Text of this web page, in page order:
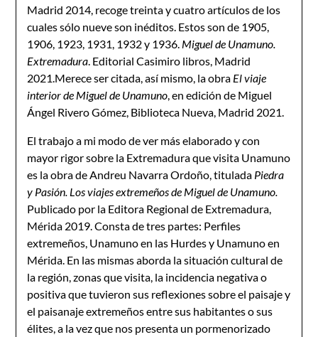
Madrid 2014, recoge treinta y cuatro artículos de los
cuales sólo nueve son inéditos. Estos son de 1905,
1906, 1923, 1931, 1932 y 1936. Miguel de Unamuno.
Extremadura. Editorial Casimiro libros, Madrid
2021.Merece ser citada, así mismo, la obra El viaje
interior de Miguel de Unamuno, en edición de Miguel
Ángel Rivero Gómez, Biblioteca Nueva, Madrid 2021.
El trabajo a mi modo de ver más elaborado y con
mayor rigor sobre la Extremadura que visita Unamuno
es la obra de Andreu Navarra Ordoño, titulada Piedra
y Pasión. Los viajes extremeños de Miguel de Unamuno.
Publicado por la Editora Regional de Extremadura,
Mérida 2019. Consta de tres partes: Perfiles
extremeños, Unamuno en las Hurdes y Unamuno en
Mérida. En las mismas aborda la situación cultural de
la región, zonas que visita, la incidencia negativa o
positiva que tuvieron sus reflexiones sobre el paisaje y
el paisanaje extremeños entre sus habitantes o sus
élites, a la vez que nos presenta un pormenorizado